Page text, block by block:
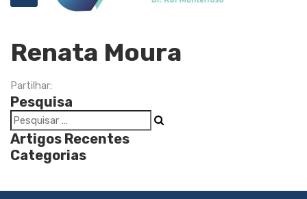
Renata Moura
Partilhar:
Pesquisa
Artigos Recentes
Categorias